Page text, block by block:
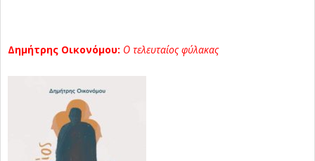
Δημήτρης Οικονόμου: Ο τελευταίος φύλακας